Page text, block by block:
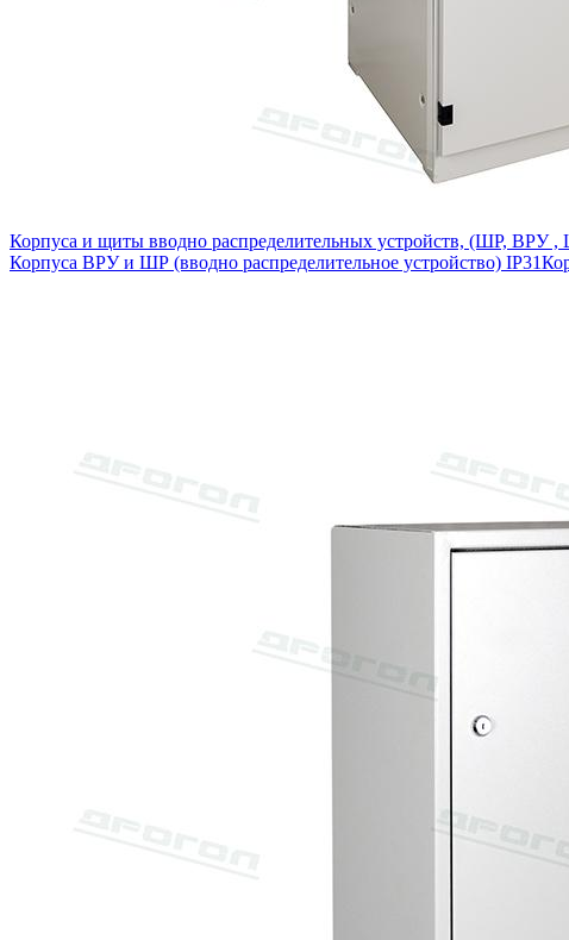
Корпуса и щиты вводно распределительных устройств, (ШР, ВРУ
Корпуса ВРУ и ШР (вводно распределительное устройство) IP31